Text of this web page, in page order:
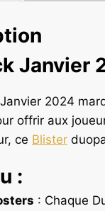
Janvier
2024
offrir aux
ce Blister
:
: Chaque